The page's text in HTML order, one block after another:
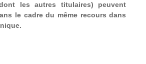
les autres titulaires) peuvent
le cadre du même recours dans